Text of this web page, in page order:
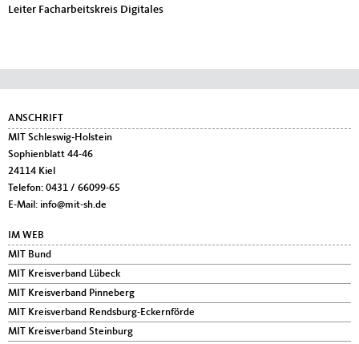
Leiter Facharbeitskreis Digitales
Fußbereich
ANSCHRIFT
MIT Schleswig-Holstein
Sophienblatt 44-46
24114 Kiel
Telefon: 0431 / 66099-65
E-Mail: info@mit-sh.de
IM WEB
MIT Bund
MIT Kreisverband Lübeck
MIT Kreisverband Pinneberg
MIT Kreisverband Rendsburg-Eckernförde
MIT Kreisverband Steinburg